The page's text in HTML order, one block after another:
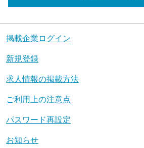
掲載企業ログイン
新規登録
求人情報の掲載方法
ご利用上の注意点
パスワード再設定
お知らせ